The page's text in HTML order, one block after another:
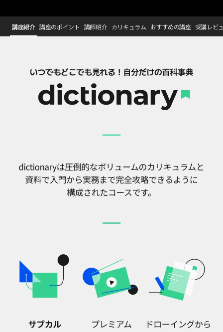
[100강사전]完全攻略100講：スランプから抜け出すカジュア
Configuration Information Shortcuts
講座紹介 講座のポイント 講師紹介 カリキュラム おすすめの講座 受講レビ